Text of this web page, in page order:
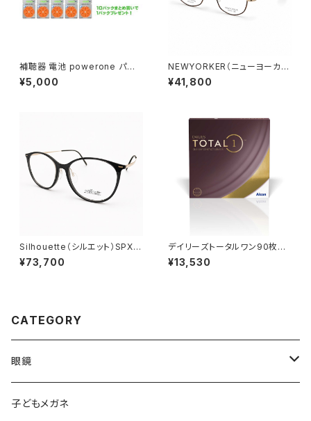
補聴器 電池 powerone パワ
ーワン PR48 (p13)１０パックで
1パックプレゼント
¥5,000
NEWYORKER（ニューヨーカ
ー）NY6305 GPW2 47□20-
140 ／ 0078512
¥41,800
Silhouette（シルエット）SPX 1
606/75 6632 54□16-145
／ 0077420
¥73,700
デイリーズトータルワン90枚パ
ック
¥13,530
CATEGORY
眼鏡
メンズ
子どもメガネ